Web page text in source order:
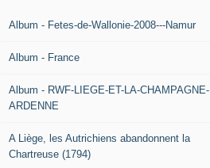
Album - Fetes-de-Wallonie-2008---Namur
Album - France
Album - RWF-LIEGE-ET-LA-CHAMPAGNE-
ARDENNE
A Liège, les Autrichiens abandonnent la
Chartreuse (1794)